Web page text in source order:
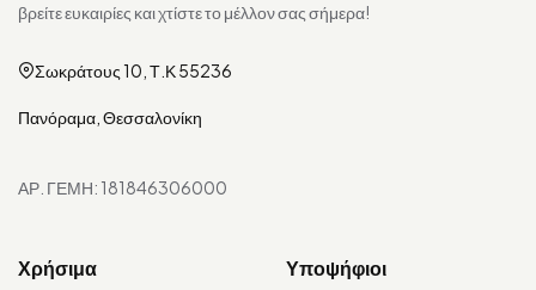
βρείτε ευκαιρίες και χτίστε το μέλλον σας σήμερα!
Σωκράτους 10, Τ.Κ 55236
Πανόραμα, Θεσσαλονίκη
ΑΡ. ΓΕΜΗ: 181846306000
Χρήσιμα Υποψήφιοι